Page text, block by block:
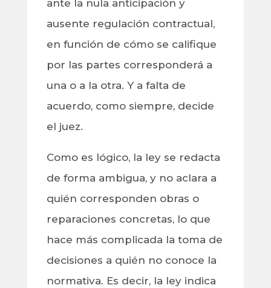
ante la nula anticipación y
ausente regulación contractual,
en función de cómo se califique
por las partes corresponderá a
una o a la otra. Y a falta de
acuerdo, como siempre, decide
el juez.
Como es lógico, la ley se redacta
de forma ambigua, y no aclara a
quién corresponden obras o
reparaciones concretas, lo que
hace más complicada la toma de
decisiones a quién no conoce la
normativa. Es decir, la ley indica